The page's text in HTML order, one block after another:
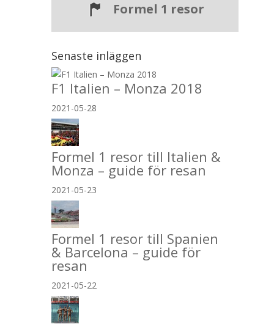
Formel 1 resor
Senaste inläggen
F1 Italien – Monza 2018
2021-05-28
Formel 1 resor till Italien &
Monza – guide för resan
2021-05-23
Formel 1 resor till Spanien
& Barcelona – guide för
resan
2021-05-22